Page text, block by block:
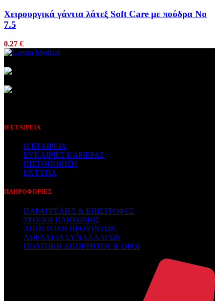
Χειρουργικά γάντια λάτεξ Soft Care με πούδρα No
7.5
0.27 €
Η ΕΤΑΙΡΕΙΑ
Η ΕΤΑΙΡΕΙΑ
ΕΥΚΑΙΡΙΕΣ ΚΑΡΙΕΡΑΣ
ΠΙΣΤΟΠΟΙΗΣΗ
ΕΝΤΥΠΑ
ΠΛΗΡΟΦΟΡΙΕΣ
ΠΑΡΑΓΓΕΛΙΕΣ & ΕΠΙΣΤΡΟΦΕΣ
ΤΡΟΠΟΙ ΠΛΗΡΩΜΗΣ
ΑΠΟΣΤΟΛΗ ΠΡΟΪΟΝΤΩΝ
ΑΣΦΑΛΕΙΑ ΣΥΝΑΛΛΑΓΩΝ
ΠΟΛΙΤΙΚΗ ΑΠΟΡΡΗΤΟΥ & ΟΡΟΙ